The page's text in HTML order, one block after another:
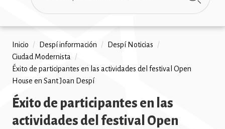
Ruta
de
navegación
Inicio / Despí información / Despí Noticias
/
Ciudad Modernista
/
Éxito de participantes en las actividades del festival Open
House en Sant Joan Despí
Éxito de participantes en las
actividades del festival Open